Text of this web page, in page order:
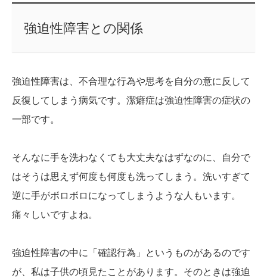
強迫性障害との関係
強迫性障害は、不合理な行為や思考を自分の意に反して
反復してしまう病気です。潔癖症は強迫性障害の症状の
一部です。
そんなに手を洗わなくても大丈夫なはずなのに、自分で
はそうは思えず何度も何度も洗ってしまう。洗いすぎて
逆に手がボロボロになってしまうような人もいます。
痛々しいですよね。
強迫性障害の中に「確認行為」というものがあるのです
が、私は子供の頃見たことがあります。そのときは強迫